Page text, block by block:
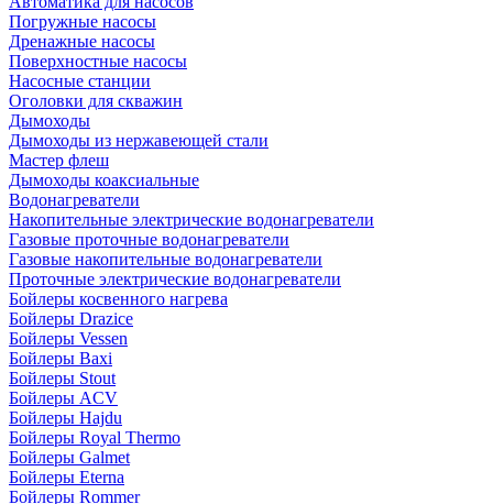
Погружные насосы
Дренажные насосы
Поверхностные насосы
Насосные станции
Оголовки для скважин
Дымоходы
Дымоходы из нержавеющей стали
Мастер флеш
Дымоходы коаксиальные
Водонагреватели
Накопительные электрические водонагреватели
Газовые проточные водонагреватели
Газовые накопительные водонагреватели
Проточные электрические водонагреватели
Бойлеры косвенного нагрева
Бойлеры Drazice
Бойлеры Vessen
Бойлеры Baxi
Бойлеры Stout
Бойлеры ACV
Бойлеры Hajdu
Бойлеры Royal Thermo
Бойлеры Galmet
Бойлеры Eterna
Бойлеры Rommer